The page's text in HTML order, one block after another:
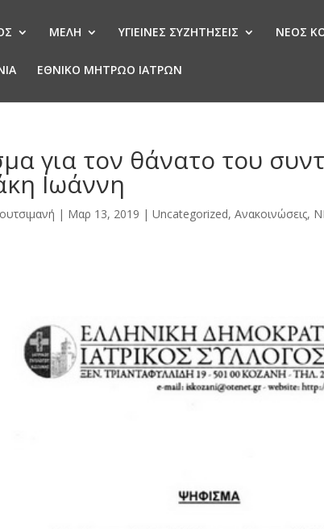
ΜΕΛΗ ΥΓΙΕΙΝΕΣ ΣΥΖΗΤΗΣΕΙΣ ΝΕΟΣ
ΕΘΝΙΚΟ ΜΗΤΡΩΟ ΙΑΤΡΩΝ
για τον θάνατο του
Ιωάννη
| Μαρ 13, 2019 |Uncategorized,Ανακοινώσεις,